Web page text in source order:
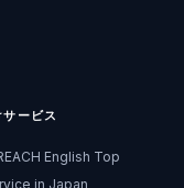
ービス
English Top
in Japan